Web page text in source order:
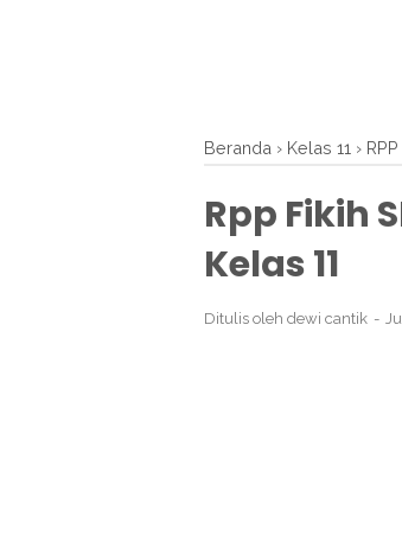
Beranda › Kelas 11 ›
Rpp Fikih
Kelas 11
Ditulis oleh dewi cantik